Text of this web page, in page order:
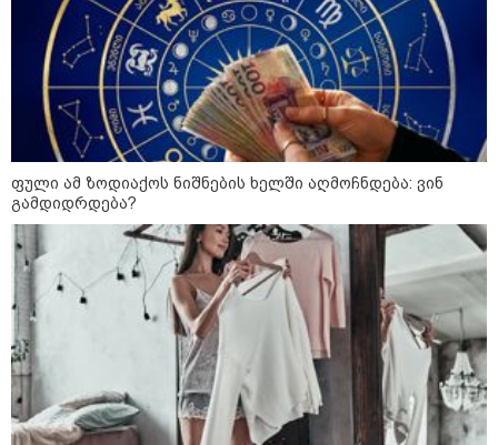
„რიკოთის მსგავსი რთული
საინჟინრო ობიექტების მოვლა-
პატრონობა განსაკუთრებულ
პასუხისმგებლობას მოითხოვს“-
რატომ გახდა საჭირო გზების
მოვლა-პატრონობისთვის
სახელმწიფო კომპანიის შექმნა
„რუსთაველზე მდებარე
სასტუმროები 40-50%-იან
გაუქმებებს იღებენ, საკმაოდ დიდი
ზარალისკენ წავალთ - მეგონა,
შეხვდებოდა“
„ფასები 2-3 წელში გაორმაგდება“
- ლოკაციები თბილისის
შემოგარენში, სადაც შესაძლოა,
მიწები გაძვირდეს
ფული ამ ზოდიაქოს ნიშნების ხელში აღმოჩნდება: ვინ
გამდიდრდება?